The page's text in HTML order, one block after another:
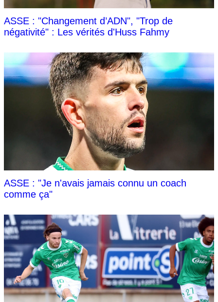
ASSE : "Changement d’ADN", "Trop de
négativité" : Les vérités d'Huss Fahmy
ASSE : "Je n'avais jamais connu un coach
comme ça"